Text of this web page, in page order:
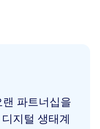
랜 파트너십을
지털 생태계